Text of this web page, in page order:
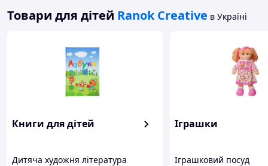
Товари для дітей Ranok Creative в Україні
Книги для дітей
Дитяча художня література
Іграшки
Іграшковий посуд